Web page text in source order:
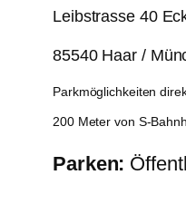
Leibstrasse 40
85540 Haar /
Parkmöglichkeiten
200 Meter von S-
Parken: